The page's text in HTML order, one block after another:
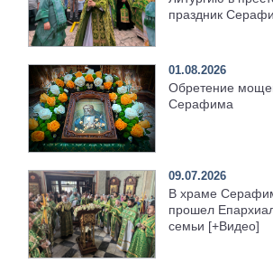
праздник
01.08.2026
Обретение
Серафима
09.07.2026
В храме
прошел
семьи [+Видео]